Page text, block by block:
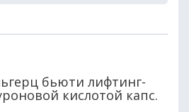
бьюти лифтинг-
кислотой капс.